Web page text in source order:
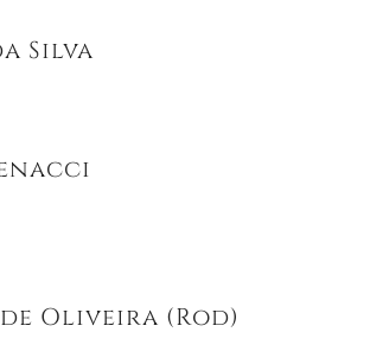
Silva
Oliveira (Rod)